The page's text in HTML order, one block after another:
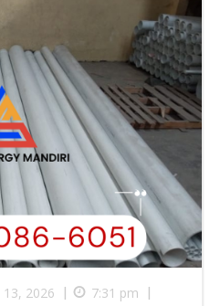
13, 2026 | 7:31 pm
|